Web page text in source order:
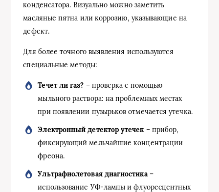
конденсатора. Визуально можно заметить
масляные пятна или коррозию, указывающие на
дефект.
Для более точного выявления используются
специальные методы:
Течет ли газ? – проверка с помощью
мыльного раствора: на проблемных местах
при появлении пузырьков отмечается утечка.
Электронный детектор утечек – прибор,
фиксирующий мельчайшие концентрации
фреона.
Ультрафиолетовая диагностика–
использование УФ-лампы и флуоресцентных